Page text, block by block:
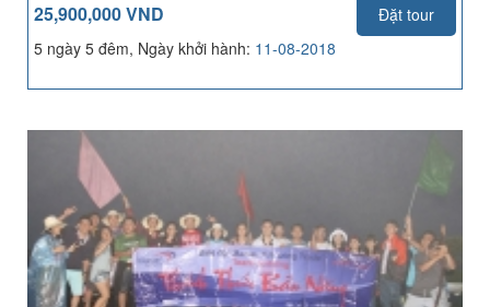
25,900,000 VND
Đặt tour
5 ngày 5 đêm, Ngày khởi hành: 11-08-2018